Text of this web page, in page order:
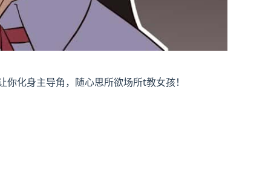
化身主导角，随心思所欲场所t教女孩！